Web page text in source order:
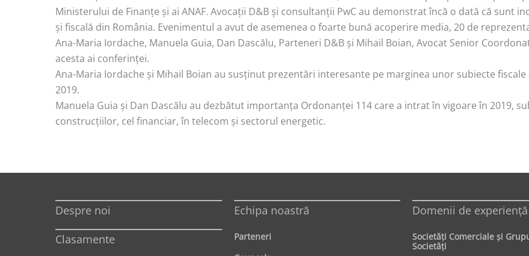
Ministerului de Finanțe și ai ANAF. Avocații D&B și consultanții PwC au demonstrat încă o dată că sunt
și fiscală din România. Evenimentul a avut de asemenea o foarte bună acoperire media, 20 de
Ana-Maria Iordache, Manuela Guia, Dan Dascălu, Parteneri D&B și Mihail Boian, Avocat Senior
acesta ai conferinței.
Ana-Maria Iordache și Mihail Boian au susținut prezentări interesante pe marginea unor subiecte
2019.
Manuela Guia și Dan Dascălu au dezbătut importanța Ordonanței 114 care a intrat în vigoare în 2019,
construcțiilor, cel financiar, în telecom și sectorul energetic.
Despre noi
Clasamente
Echipa noastră
Parteneri
Domenii de experienţă
Societăţi Comerciale şi
Societăţi